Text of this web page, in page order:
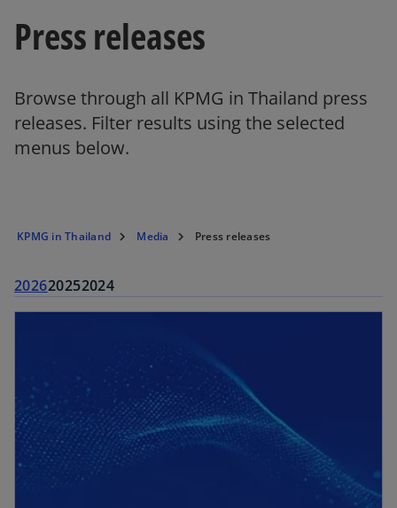
Press releases
Browse through all KPMG in Thailand press
releases. Filter results using the selected
menus below.
KPMG in Thailand Media Press releases
202620252024